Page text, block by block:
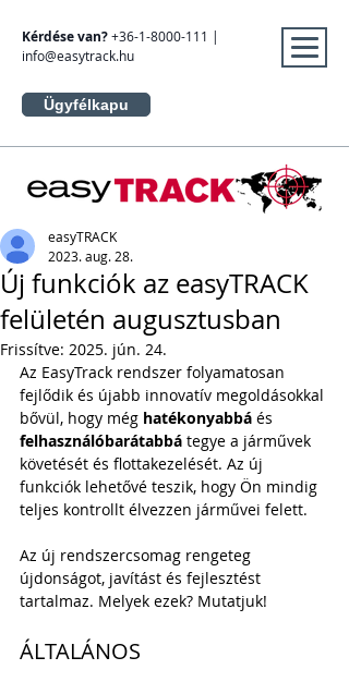
Kérdése van?+36-1-8000-111 |
info@easytrack.hu
Ügyfélkapu
Új funkciók az easyTRACK
felületén augusztusban
easyTRACK
2023. aug. 28.
Frissítve: 2025. jún. 24.
Az EasyTrack rendszer folyamatosan
fejlődik és újabb innovatív megoldásokkal
bővül, hogy még hatékonyabbá és
felhasználóbarátabbá tegye a járművek
követését és flottakezelését. Az új
funkciók lehetővé teszik, hogy Ön mindig
teljes kontrollt élvezzen járművei felett.
Az új rendszercsomag rengeteg
újdonságot, javítást és fejlesztést
tartalmaz. Melyek ezek? Mutatjuk!
ÁLTALÁNOS